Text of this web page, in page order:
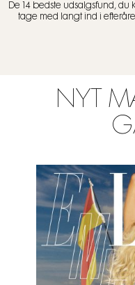
De 14 bedste udsalgsfund, du
tage med langt ind i
NYT